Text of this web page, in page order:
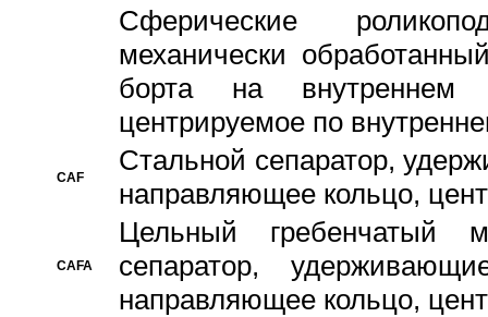
Сферические
механически
борта на внутреннем
центрируемое по
CAF
Стальной сепаратор,
направляющее кольцо,
CAFA
Цельный гребенчатый
сепаратор,
направляющее кольцо,